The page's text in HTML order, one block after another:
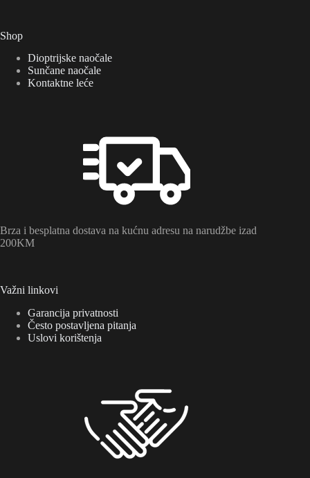
Shop
Dioptrijske naočale
Sunčane naočale
Kontaktne leće
Brza i besplatna dostava na kućnu adresu na narudžbe izad
200KM
Važni linkovi
Garancija privatnosti
Često postavljena pitanja
Uslovi korištenja